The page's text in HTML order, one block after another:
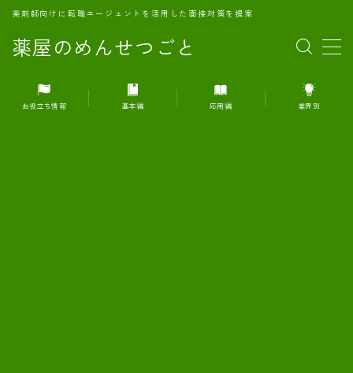
薬屋のめんせつごと
薬剤師向けに転職エージェントを活用した面接対策を提案
MENU
1.転職エージェントとは何か？
お役立ち情報 基本編 応用編 業界別